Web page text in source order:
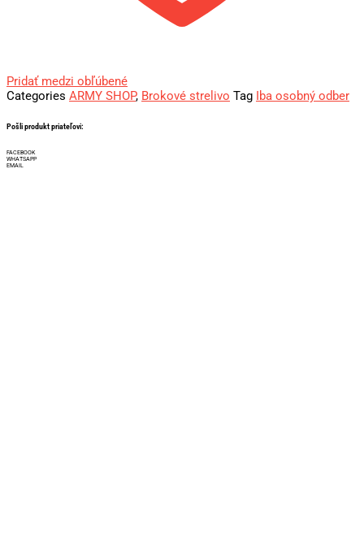
Pridať medzi obľúbené
Categories ARMY SHOP, Brokové strelivo Tag Iba osobný odber
Pošli produkt priateľovi:
FACEBOOK
WHATSAPP
EMAIL